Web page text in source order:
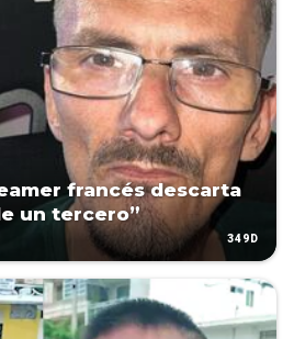
francés descarta
un tercero”
349D